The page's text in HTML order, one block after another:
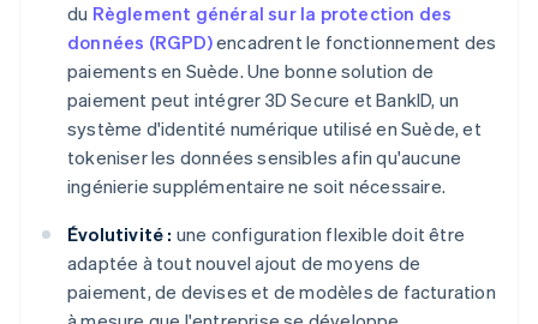
du Règlement général sur la protection des
données (RGPD)encadrent le fonctionnement des
paiements en Suède. Une bonne solution de
paiement peut intégrer 3D Secure et BankID, un
système d'identité numérique utilisé en Suède, et
tokeniser les données sensibles afin qu'aucune
ingénierie supplémentaire ne soit nécessaire.
Évolutivité : une configuration flexible doit être
adaptée à tout nouvel ajout de moyens de
paiement, de devises et de modèles de facturation